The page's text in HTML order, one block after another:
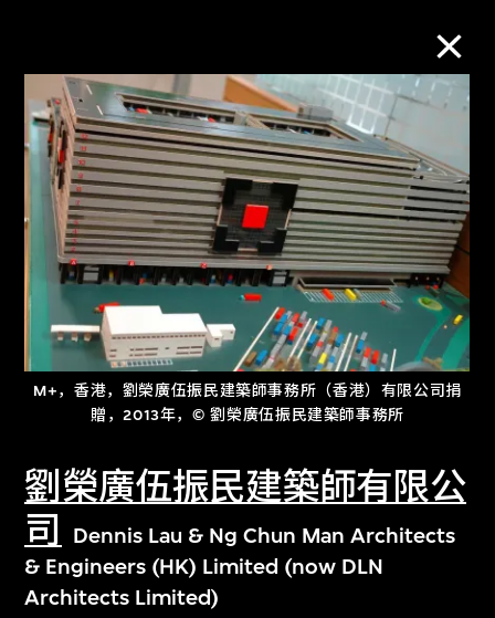
M+，香港，劉榮廣伍振民建築師事務所（香港）有限公司捐
贈，2013年，© 劉榮廣伍振民建築師事務所
劉榮廣伍振民建築師有限公
司
Dennis Lau & Ng Chun Man Architects
& Engineers (HK) Limited (now DLN
Architects Limited)
M+藏品
进一步筛选 搜索
关于M+藏品
探索世界顶级的二十及二十一世纪视觉